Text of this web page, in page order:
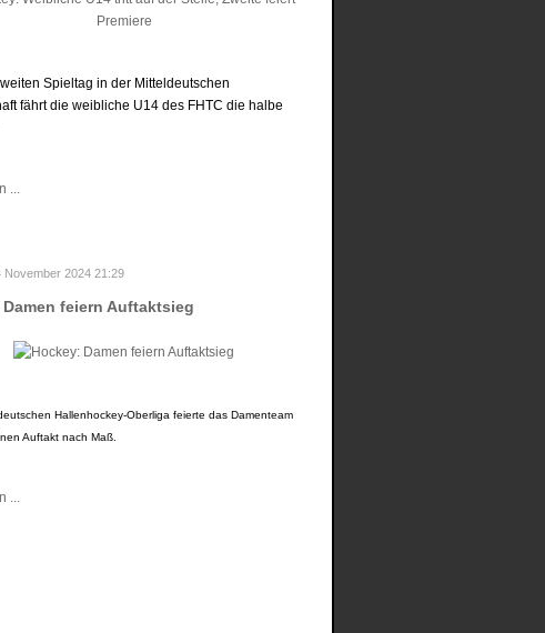
Spieltag in der Mitteldeutschen
fährt die weibliche U14 des FHTC die halbe
November 2024 21:29
feiern Auftaktsieg
Hallenhockey-Oberliga feierte das Damenteam
Auftakt nach Maß.
...